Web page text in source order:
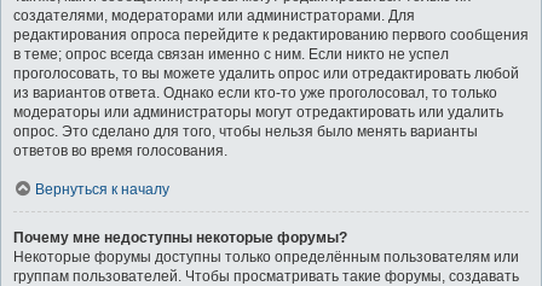
создателями, модераторами или администраторами. Для
редактирования опроса перейдите к редактированию первого сообщения
в теме; опрос всегда связан именно с ним. Если никто не успел
проголосовать, то вы можете удалить опрос или отредактировать любой
из вариантов ответа. Однако если кто-то уже проголосовал, то только
модераторы или администраторы могут отредактировать или удалить
опрос. Это сделано для того, чтобы нельзя было менять варианты
ответов во время голосования.
Вернуться к началу
Почему мне недоступны некоторые форумы?
Некоторые форумы доступны только определённым пользователям или
группам пользователей. Чтобы просматривать такие форумы, создавать